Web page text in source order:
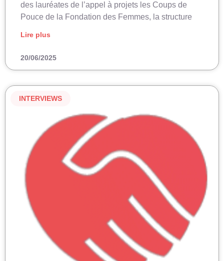
des lauréates de l’appel à projets les Coups de
Pouce de la Fondation des Femmes, la structure
Lire plus
20/06/2025
INTERVIEWS